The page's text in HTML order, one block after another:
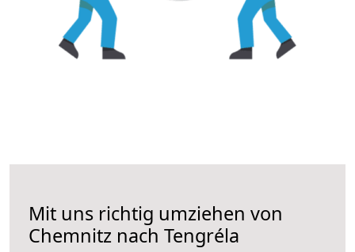
Mit uns richtig umziehen von
Chemnitz nach Tengréla